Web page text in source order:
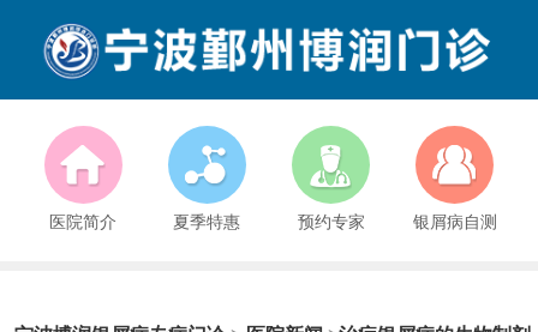
医院简介 夏季特惠 预约专家 银屑病自测